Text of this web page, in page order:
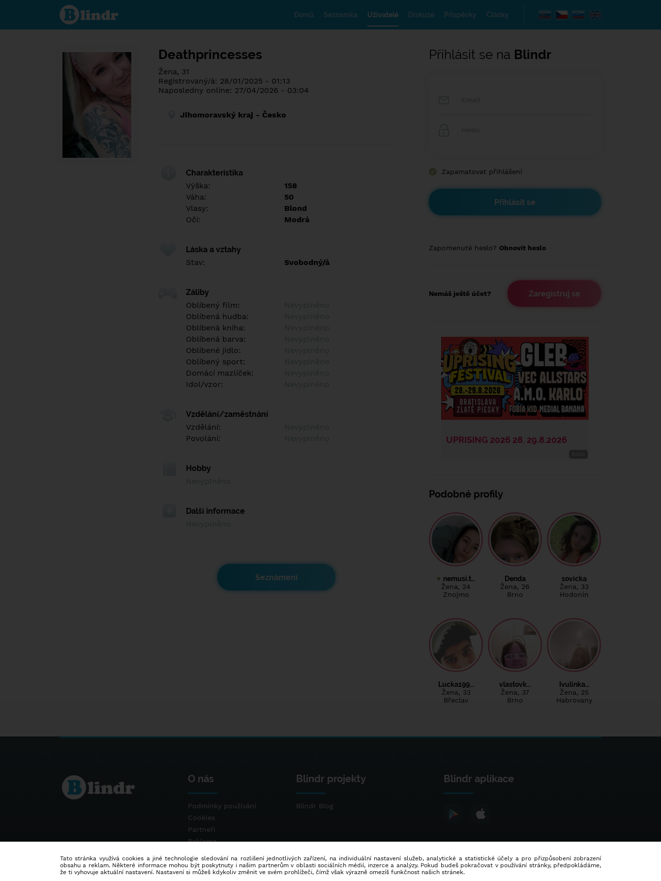
Poznej co je
pod maskou.
Seznamovací
Domů Seznamka Uživatelé Diskuze Příspěvky Články
Deathprincesses
Žena, 31
Registrovaný/á: 28/01/2025 - 01:13
Naposledny online: 27/04/2026 - 03:04
Jihomoravský kraj - Česko
Charakteristika
Výška:
158
Váha:
50
Vlasy:
Blond
Oči:
Modrá
Láska a vztahy
Stav:
Svobodný/á
Záliby
Oblíbený film:
Oblíbená hudba:
Oblíbená kniha:
Oblíbená barva:
Oblíbené jídlo:
Oblíbený sport:
Domácí mazlíček:
Idol/vzor:
Vzdělání/zaměstnání
Vzdělání:
Povolání:
Hobby
Další informace
Seznámení
Přihlásit se na Blindr
Zapamatovat přihlášení
Zapomenuté heslo? Obnovit heslo
Nemáš ještě účet? Zaregistruj se
Podobné profily
nemusi.t…
Žena, 24
Znojmo
Denda
Žena, 26
Brno
sovicka
Žena, 33
Hodonín
Lucka199…
Žena, 33
Břeclav
vlastovk…
Žena, 37
Brno
Ivulinka…
Žena, 25
Habrovany
O nás
Podmínky používání
Cookies
Partneři
Reklama
Blindr projekty
Blindr Blog
Blindr aplikace
Tato stránka využívá cookies a jiné technologie sledování na rozlišení jednotlivých zařízení, na individuální nastavení služeb, analytické a statistické účely a pro přizpůsobení zobrazení
obsahu a reklam. Některé informace mohou být poskytnuty i našim partnerům v oblasti sociálních médií, inzerce a analýzy. Pokud budeš pokračovat v používání stránky, předpokládáme,
že ti vyhovuje aktuální nastavení. Nastavení si můžeš kdykoliv změnit ve svém prohlížeči, čímž však výrazně omezíš funkčnost našich stránek.